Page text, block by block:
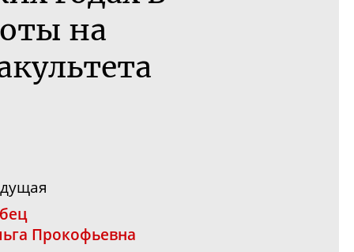
на
Прокофьевна